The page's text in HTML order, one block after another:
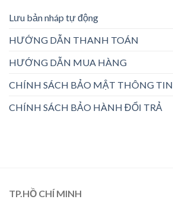
Lưu bản nháp tự động
HƯỚNG DẪN THANH TOÁN
HƯỚNG DẪN MUA HÀNG
CHÍNH SÁCH BẢO MẬT THÔNG TIN
CHÍNH SÁCH BẢO HÀNH ĐỔI TRẢ
TP.HỒ CHÍ MINH